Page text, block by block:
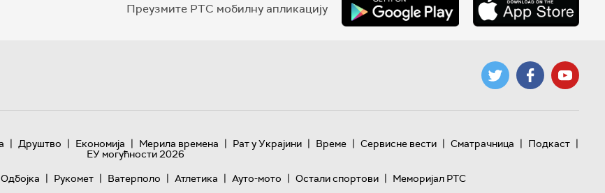
Преузмите РТС мобилну апликацију
| Друштво | Економија | Мерила времена | Рат у Украјини | Време | Сервисне вести | Сматрачница | Подкаст |
ЕУ могућности 2026
Одбојка | Рукомет | Ватерполо | Атлетика | Ауто-мото | Остали спортови | Меморијал РТС